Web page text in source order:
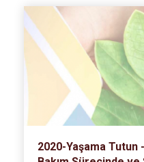
2020-Yaşama Tutun